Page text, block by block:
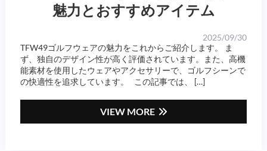
魅力とおすすめアイテム
2025/09/30
TFW49ゴルフウェアの魅力をこれからご紹介します。 ま
ず、独自のデザイン性が高く評価されています。また、高機
能素材を使用したウェアやアクセサリーで、ゴルフシーンで
の快適性を追求しています。 この記事では、 […]
VIEW MORE